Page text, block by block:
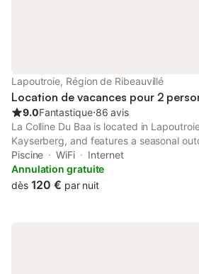
Lapoutroie, Région de Ribeauvillé
Location de vacances pour 2
9.0Fantastique⋅86 avis
La Colline Du Baa is located in
Kayserberg, and features a seasonal
Featuring a 24-hour front desk, this
guests with a sun terrace. Free WiFi is at
Piscine WiFi
Internet
Annulation gratuite
dès 120 € par nuit